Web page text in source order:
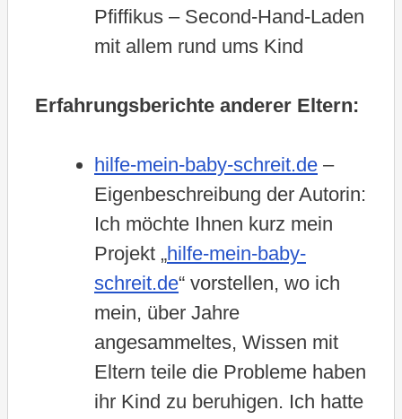
Pfiffikus – Second-Hand-Laden
mit allem rund ums Kind
Erfahrungsberichte anderer Eltern:
hilfe-mein-baby-schreit.de –
Eigenbeschreibung der Autorin:
Ich möchte Ihnen kurz mein
Projekt „hilfe-mein-baby-
schreit.de“ vorstellen, wo ich
mein, über Jahre
angesammeltes, Wissen mit
Eltern teile die Probleme haben
ihr Kind zu beruhigen. Ich hatte